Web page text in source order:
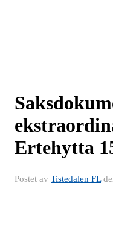
Ertehytta
Postet av Tistedalen FL